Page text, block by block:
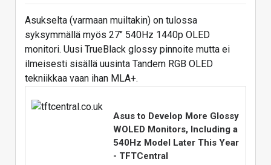
Asukselta (varmaan muiltakin) on tulossa
syksymmällä myös 27" 540Hz 1440p OLED
monitori. Uusi TrueBlack glossy pinnoite mutta ei
ilmeisesti sisällä uusinta Tandem RGB OLED
tekniikkaa vaan ihan MLA+.
Asus to Develop More Glossy
WOLED Monitors, Including a
540Hz Model Later This Year
- TFTCentral